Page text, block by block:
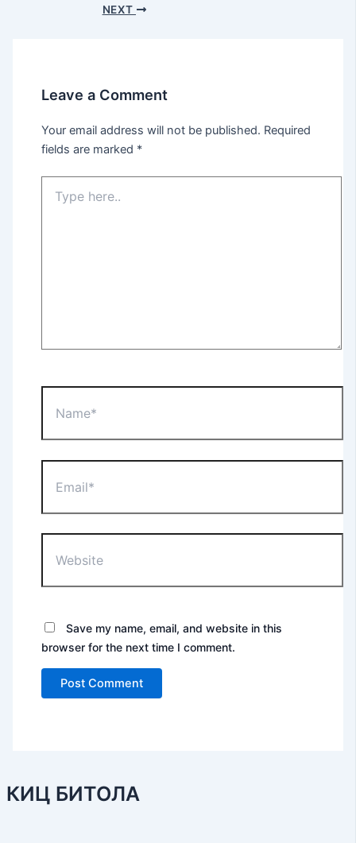
NEXT
Leave a Comment
Your email address will not be published. Required
fields are marked *
here..
Save my name, email, and website in this
browser for the next time I comment.
КИЦ БИТОЛА